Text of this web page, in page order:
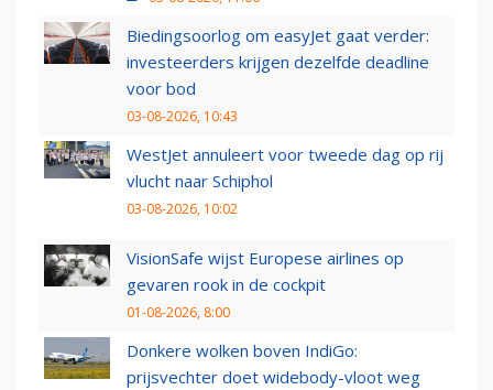
Biedingsoorlog om easyJet gaat verder:
investeerders krijgen dezelfde deadline
voor bod
03-08-2026, 10:43
WestJet annuleert voor tweede dag op rij
vlucht naar Schiphol
03-08-2026, 10:02
VisionSafe wijst Europese airlines op
gevaren rook in de cockpit
01-08-2026, 8:00
Donkere wolken boven IndiGo:
prijsvechter doet widebody-vloot weg